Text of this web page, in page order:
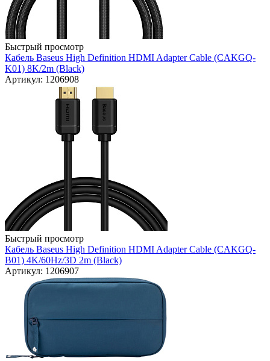
Быстрый просмотр
Кабель Baseus High Definition HDMI Adapter Cable (CAKGQ-
K01) 8K/2m (Black)
Артикул: 1206908
Быстрый просмотр
Кабель Baseus High Definition HDMI Adapter Cable (CAKGQ-
B01) 4K/60Hz/3D 2m (Black)
Артикул: 1206907